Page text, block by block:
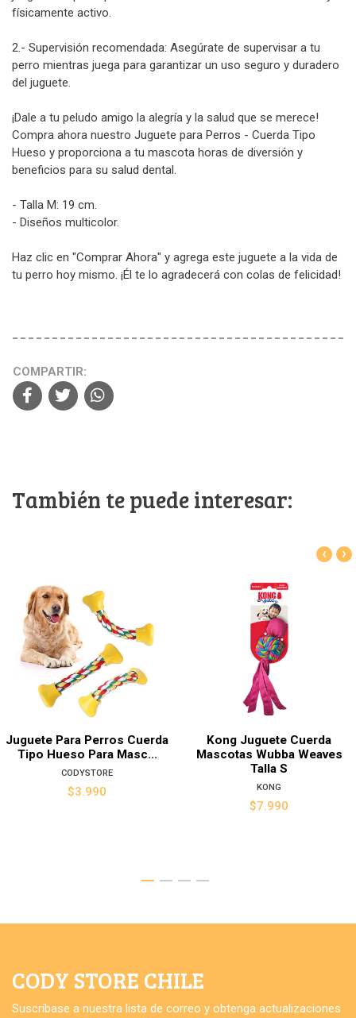
físicamente activo.
2.- Supervisión recomendada: Asegúrate de supervisar a tu
perro mientras juega para garantizar un uso seguro y duradero
del juguete.
¡Dale a tu peludo amigo la alegría y la salud que se merece!
Compra ahora nuestro Juguete para Perros - Cuerda Tipo
Hueso y proporciona a tu mascota horas de diversión y
beneficios para su salud dental.
- Talla M: 19 cm.
- Diseños multicolor.
Haz clic en "Comprar Ahora" y agrega este juguete a la vida de
tu perro hoy mismo. ¡Él te lo agradecerá con colas de felicidad!
COMPARTIR:
También te puede interesar:
Juguete Para Perros Cuerda
Tipo Hueso Para Masc...
CODYSTORE
$3.990
Kong Juguete Cuerda
Mascotas Wubba Weaves
Talla S
KONG
$7.990
‹ ›
CODY STORE CHILE
Suscríbase a nuestra lista de correo y obtenga actualizaciones